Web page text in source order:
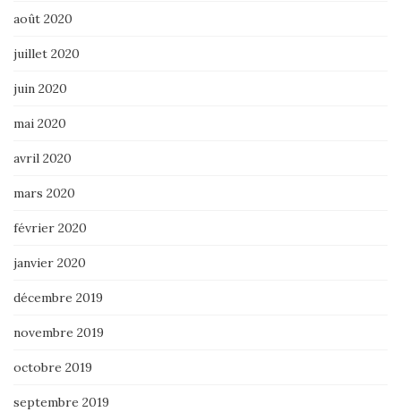
août 2020
juillet 2020
juin 2020
mai 2020
avril 2020
mars 2020
février 2020
janvier 2020
décembre 2019
novembre 2019
octobre 2019
septembre 2019